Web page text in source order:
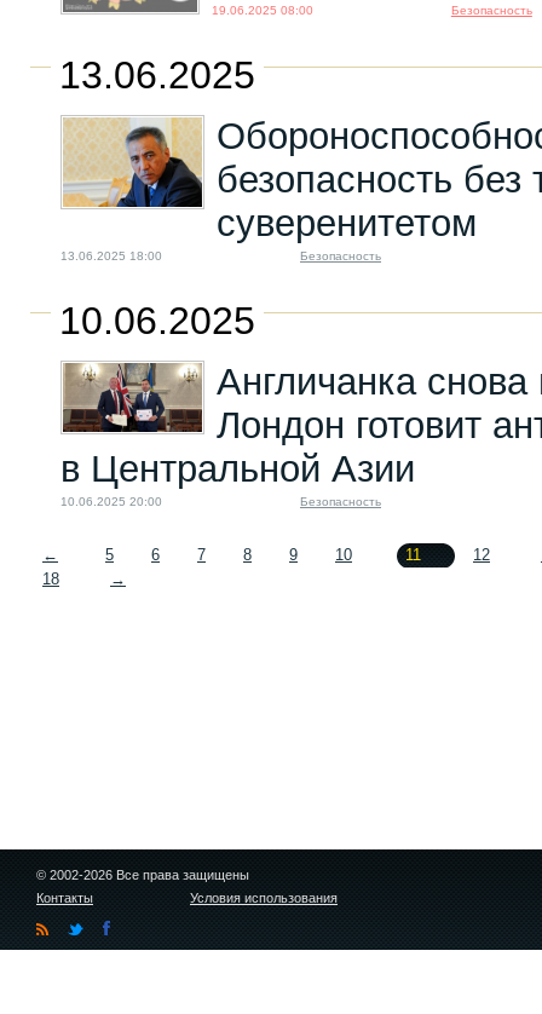
19.06.2025 08:00 Безопасность
13.06.2025
безопасность без
суверенитетом
13.06.2025 18:00 Безопасность
10.06.2025
Англичанка снова
Лондон готовит
в Центральной Азии
10.06.2025 20:00 Безопасность
← 5 6 7 8 9 10 11 12
18
→
© 2002-2026 Все права защищены
Контакты
Условия использования